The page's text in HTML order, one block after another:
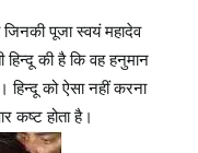
छो
ड़
दो
पूजा स्वयं महादेव
की है कि वह हनुमान
हिन्दू को ऐसा नहीं करना
कष्ट होता है।